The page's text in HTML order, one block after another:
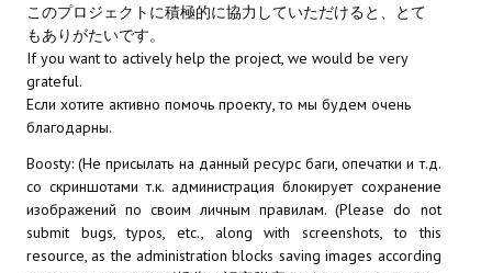
Sea Dogs - City of Abandoned Ships Remaster Fan Edition
Sea Dogs Remaster Fan Edition
НОВОСТИ ПОРТАЛА
Новости
Новости Архив
МОДЫ ДЛЯ ИГР
このプロジェクトに積極的に協力していただけると、とて
もありがたいです。
If you want to actively help the project, we would be very
grateful.
Если хотите активно помочь проекту, то мы будем очень
благодарны.
Boosty: (Не присылать на данный ресурс баги, опечатки и т.д.
со скриншотами т.к. администрация блокирует сохранение
изображений по своим личным правилам. (Please do not
submit bugs, typos, etc., along with screenshots, to this
resource, as the administration blocks saving images according